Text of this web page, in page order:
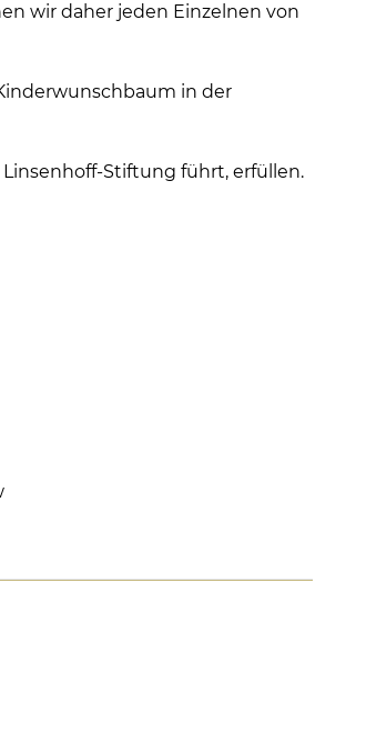
wir daher jeden Einzelnen von
in der
Stiftung führt, erfüllen.